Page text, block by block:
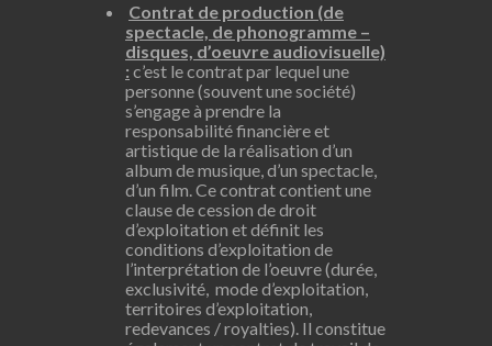
Contrat de production (de
spectacle, de phonogramme –
disques, d’oeuvre audiovisuelle)
: c’est le contrat par lequel une
personne (souvent une société)
s’engage à prendre la
responsabilité financière et
artistique de la réalisation d’un
album de musique, d’un spectacle,
d’un film. Ce contrat contient une
clause de cession de droit
d’exploitation et définit les
conditions d’exploitation de
l’interprétation de l’oeuvre (durée,
exclusivité, mode d’exploitation,
territoires d’exploitation,
redevances / royalties). Il constitue